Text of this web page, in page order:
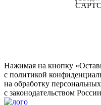
Нажимая на кнопку
с политикой
на обработку
с законодательством России